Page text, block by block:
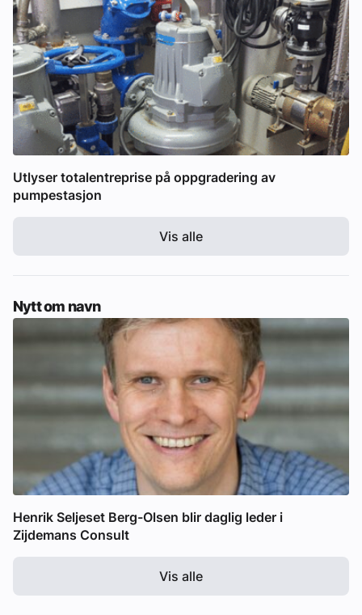
Utlyser totalentreprise på oppgradering av
pumpestasjon
Vis alle
Nytt om navn
Henrik Seljeset Berg-Olsen blir daglig leder i
Zijdemans Consult
Vis alle